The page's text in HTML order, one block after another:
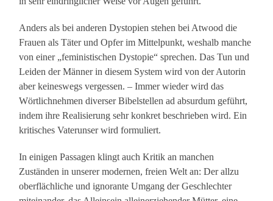
Anders als bei anderen Dystopien stehen bei Atwood die
Frauen als Täter und Opfer im Mittelpunkt, weshalb manche
von einer „feministischen Dystopie“ sprechen. Das Tun und
Leiden der Männer in diesem System wird von der Autorin
aber keineswegs vergessen. – Immer wieder wird das
Wörtlichnehmen diverser Bibelstellen ad absurdum geführt,
indem ihre Realisierung sehr konkret beschrieben wird. Ein
kritisches Vaterunser wird formuliert.
In einigen Passagen klingt auch Kritik an manchen
Zuständen in unserer modernen, freien Welt an: Der allzu
oberflächliche und ignorante Umgang der Geschlechter